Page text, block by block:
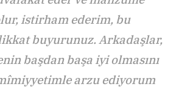
istirham ederim, bu
buyurunuz. Arkadaşlar,
başdan başa iyi olmasını
arzu ediyorum